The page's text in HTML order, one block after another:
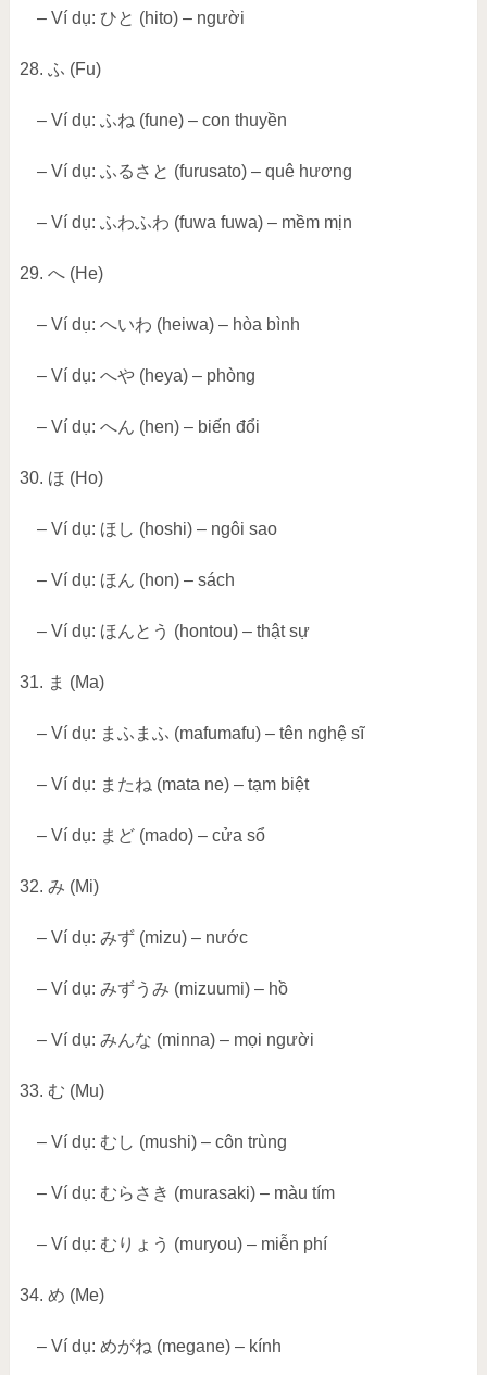
– Ví dụ: ひと (hito) – người
28. ふ (Fu)
– Ví dụ: ふね (fune) – con thuyền
– Ví dụ: ふるさと (furusato) – quê hương
– Ví dụ: ふわふわ (fuwa fuwa) – mềm mịn
29. へ(He)
– Ví dụ: へいわ (heiwa) – hòa bình
– Ví dụ: へや(heya) – phòng
– Ví dụ: へん (hen) – biến đổi
30. ほ (Ho)
– Ví dụ: ほし (hoshi) – ngôi sao
– Ví dụ: ほん (hon) – sách
– Ví dụ: ほんとう (hontou) – thật sự
31. ま (Ma)
– Ví dụ: まふまふ (mafumafu) – tên nghệ sĩ
– Ví dụ: またね (mata ne) – tạm biệt
– Ví dụ: まど(mado) – cửa sổ
32. み (Mi)
– Ví dụ: みず(mizu) – nước
– Ví dụ: みずうみ (mizuumi) – hồ
– Ví dụ: みんな (minna) – mọi người
33. む (Mu)
– Ví dụ: むし (mushi) – côn trùng
– Ví dụ: むらさき (murasaki) – màu tím
– Ví dụ: むりょう (muryou) – miễn phí
34. め (Me)
– Ví dụ: めがね (megane) – kính